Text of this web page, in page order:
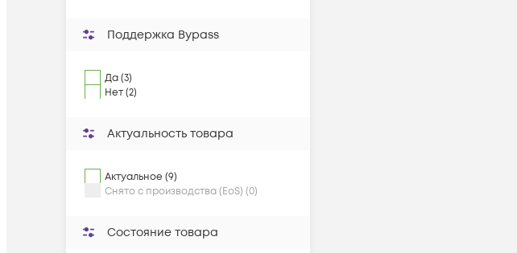
Поддержка Bypass
Да (3)
Нет (2)
Актуальность товара
Актуальное (9)
Снято с производства (EoS) (0)
Состояние товара